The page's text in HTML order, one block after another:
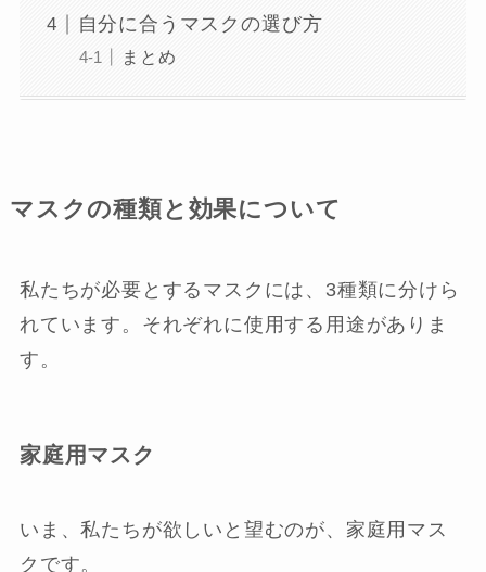
自分に合うマスクの選び方
まとめ
マスクの種類と効果について
私たちが必要とするマスクには、3種類に分けら
れています。それぞれに使用する用途がありま
す。
家庭用マスク
いま、私たちが欲しいと望むのが、家庭用マス
クです。